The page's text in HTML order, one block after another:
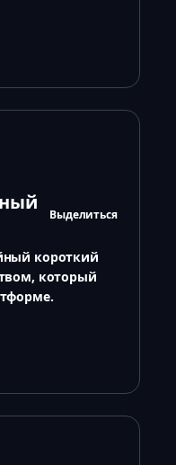
Выделиться
короткий
который